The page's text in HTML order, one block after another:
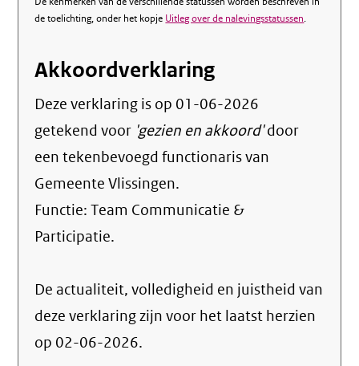
de toelichting, onder het kopje Uitleg over de nalevingsstatussen.
Akkoordverklaring
Deze verklaring is op 01-06-2026
getekend voor 'gezien en akkoord'door
een tekenbevoegd functionaris van
Gemeente Vlissingen.
Functie:Team Communicatie &
Participatie.
De actualiteit, volledigheid en juistheid van
deze verklaring zijn voor het laatst herzien
op 02-06-2026.